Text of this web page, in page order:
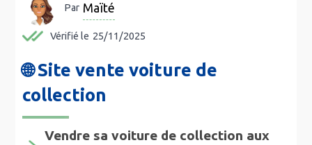
Par Maïté
Vérifié le 25/11/2025
🌐 Site vente voiture de
collection
Vendre sa voiture de collection aux